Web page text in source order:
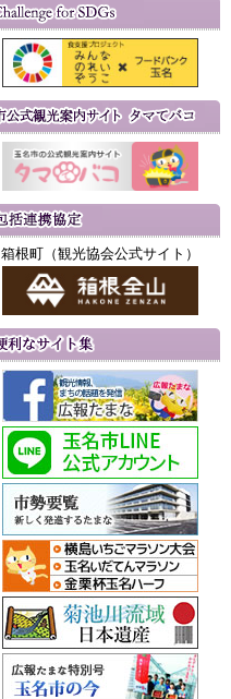
箱根町（観光協会公式サイト）